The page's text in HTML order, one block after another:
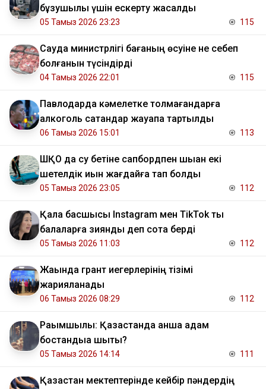
бұзушылық үшін ескерту жасалды
05 Тамыз 2026 23:23 115
Сауда министрлігі бағаның өсуіне не себеп
болғанын түсіндірді
04 Тамыз 2026 22:01 115
Павлодарда кәмелетке толмағандарға
алкоголь сатқандар жауапқа тартылды
06 Тамыз 2026 15:01 113
ШҚО да су бетіне сапбордпен шыққан екі
шетелдік қиын жағдайға тап болды
05 Тамыз 2026 23:05 112
Қала басшысы Instagram мен TikTok ты
балаларға зиянды деп сотқа берді
05 Тамыз 2026 11:03 112
Жақында грант иегерлерінің тізімі
жарияланады
06 Тамыз 2026 08:29 112
Рақымшылық: Қазақстанда қанша адам
бостандыққа шықты?
05 Тамыз 2026 14:14 111
Қазақстан мектептерінде кейбір пәндердің